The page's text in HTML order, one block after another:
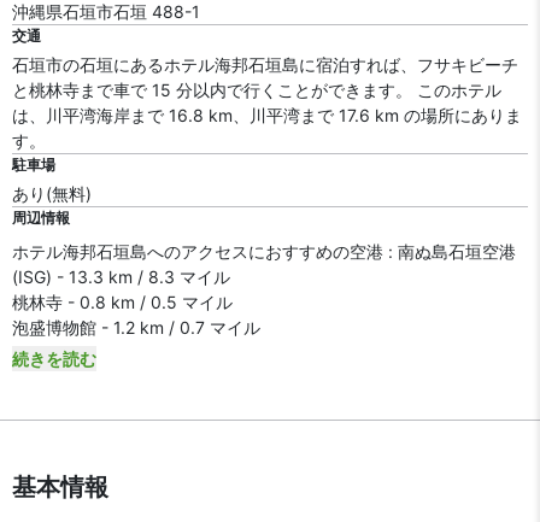
沖縄県石垣市石垣 488-1
交通
石垣市の石垣にあるホテル海邦石垣島に宿泊すれば、フサキビーチ
と桃林寺まで車で 15 分以内で行くことができます。 このホテル
は、川平湾海岸まで 16.8 km、川平湾まで 17.6 km の場所にありま
す。
駐車場
あり(無料)
周辺情報
ホテル海邦石垣島へのアクセスにおすすめの空港 : 南ぬ島石垣空港
(ISG) - 13.3 km / 8.3 マイル
桃林寺 - 0.8 km / 0.5 マイル
泡盛博物館 - 1.2 km / 0.7 マイル
続きを読む
基本情報